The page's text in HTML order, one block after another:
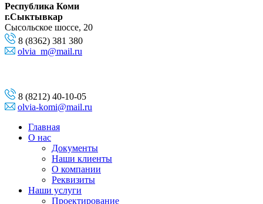
Республика Коми
г.Сыктывкар
Сысольское шоссе, 20
8 (8362) 381 380
olvia_m@mail.ru
8 (8212) 40-10-05
olvia-komi@mail.ru
Главная
О нас
Документы
Наши клиенты
О компании
Реквизиты
Наши услуги
Проектирование